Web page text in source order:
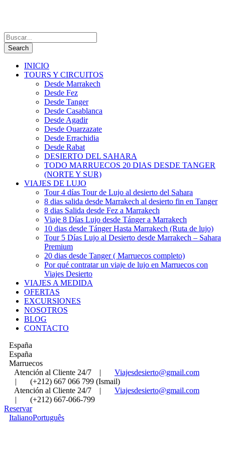
INICIO
TOURS Y CIRCUITOS
Desde Marrakech
Desde Fez
Desde Tanger
Desde Casablanca
Desde Agadir
Desde Ouarzazate
Desde Errachidia
Desde Rabat
DESIERTO DEL SAHARA
TODO MARRUECOS 20 DIAS DESDE TANGER
(NORTE Y SUR)
VIAJES DE LUJO
Tour 4 días Tour de Lujo al desierto del Sahara
8 dias salida desde Marrakech al desierto fin en Tanger
8 dias Salida desde Fez a Marrakech
Viaje 8 Días Lujo desde Tánger a Marrakech
10 dias desde Tánger Hasta Marrakech (Ruta de lujo)
Tour 5 Días Lujo al Desierto desde Marrakech – Sahara
Premium
20 dias desde Tanger ( Marruecos completo)
Por qué contratar un viaje de lujo en Marruecos con
Viajes Desierto
VIAJES A MEDIDA
OFERTAS
EXCURSIONES
NOSOTROS
BLOG
CONTACTO
España
España
Marruecos
Atención al Cliente 24/7
|
Viajesdesierto@gmail.com
|
(+212) 667 066 799 (Ismail)
Atención al Cliente 24/7
|
Viajesdesierto@gmail.com
|
(+212) 667-066-799
Reservar
ItalianoPortuguês